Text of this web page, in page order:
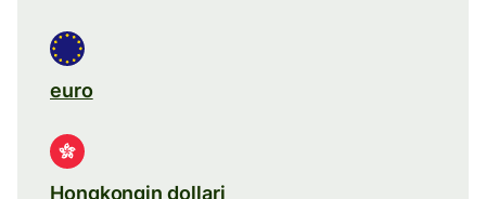
euro
Hongkongin dollari